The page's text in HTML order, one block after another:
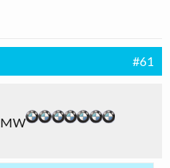
#61